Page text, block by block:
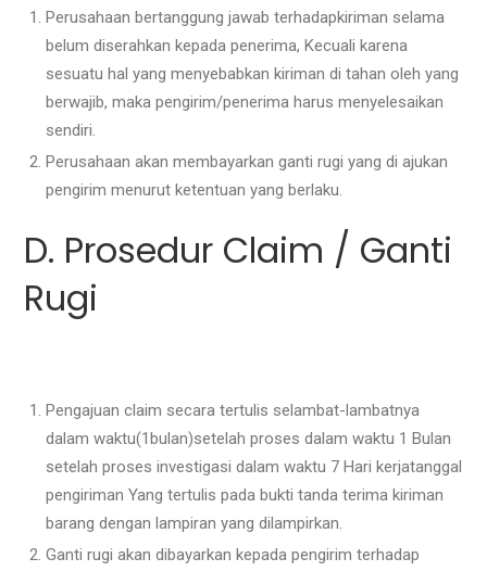
Perusahaan bertanggung jawab terhadapkiriman selama
belum diserahkan kepada penerima, Kecuali karena
sesuatu hal yang menyebabkan kiriman di tahan oleh yang
berwajib, maka pengirim/penerima harus menyelesaikan
sendiri.
Perusahaan akan membayarkan ganti rugi yang di ajukan
pengirim menurut ketentuan yang berlaku.
D. Prosedur Claim / Ganti
Rugi
Pengajuan claim secara tertulis selambat-lambatnya
dalam waktu(1bulan)setelah proses dalam waktu 1 Bulan
setelah proses investigasi dalam waktu 7 Hari kerjatanggal
pengiriman Yang tertulis pada bukti tanda terima kiriman
barang dengan lampiran yang dilampirkan.
Ganti rugi akan dibayarkan kepada pengirim terhadap